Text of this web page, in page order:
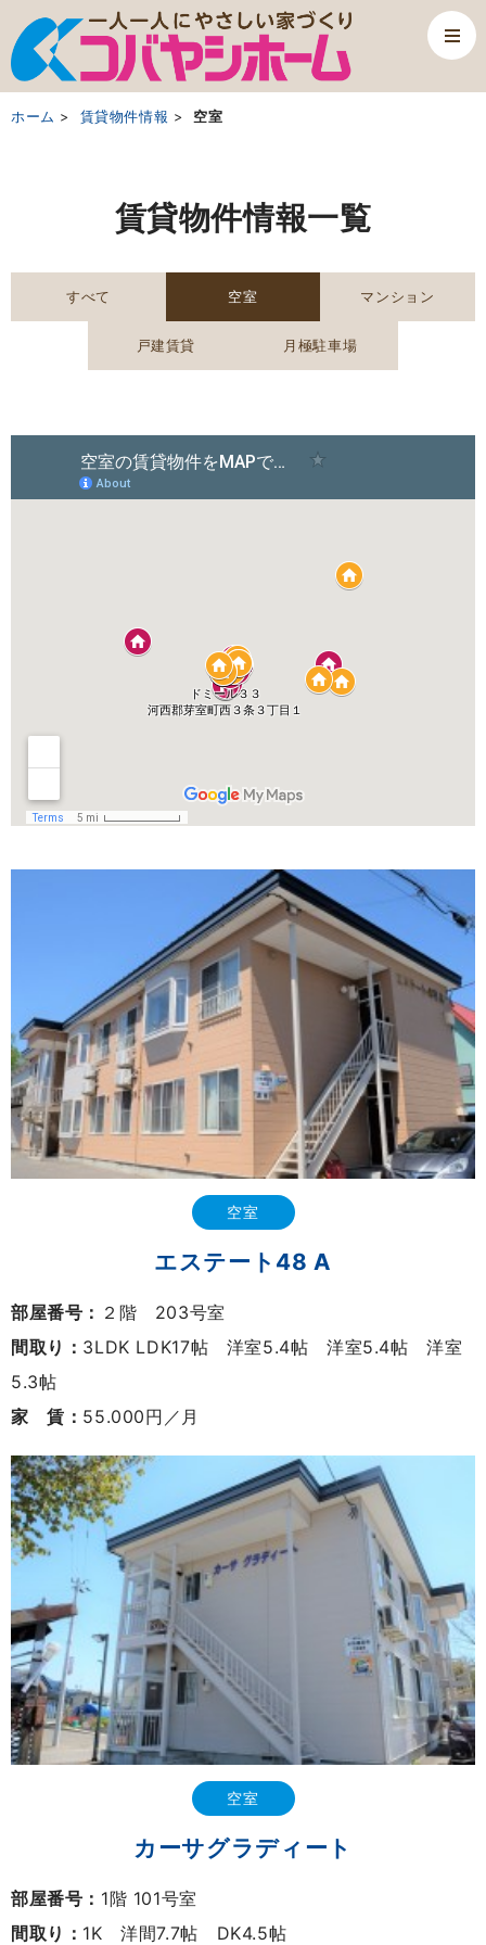
ホーム 賃貸物件情報 空室
賃貸物件情報一覧
すべて 空室 マンション
戸建賃貸 月極駐車場
空室
エステート48 A
部屋番号： ２階 203号室
間取り： 3LDK LDK17帖 洋室5.4帖 洋室5.4帖 洋室
5.3帖
家 賃： 55.000円／月
空室
カーサグラディート
部屋番号： 1階 101号室
間取り： 1K 洋間7.7帖 DK4.5帖